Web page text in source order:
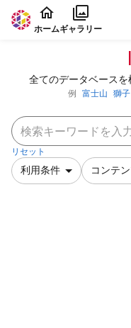
本文に飛ぶ
ホームギャラリー
全てのデータベースを
例 富士山 獅子
リセット
利用条件 コンテ